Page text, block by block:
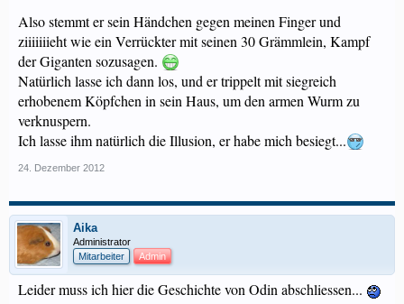
Also stemmt er sein Händchen gegen meinen Finger und
ziiiiiiieht wie ein Verrückter mit seinen 30 Grämmlein, Kampf
der Giganten sozusagen.
Natürlich lasse ich dann los, und er trippelt mit siegreich
erhobenem Köpfchen in sein Haus, um den armen Wurm zu
verknuspern.
Ich lasse ihm natürlich die Illusion, er habe mich besiegt...
24. Dezember 2012
Aika
Administrator
Mitarbeiter
Admin
Leider muss ich hier die Geschichte von Odin abschliessen...